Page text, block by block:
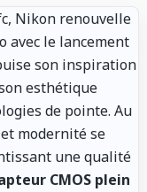
Nikon renouvelle
avec le lancement
son inspiration
esthétique
de pointe. Au
modernité se
une qualité
CMOS plein